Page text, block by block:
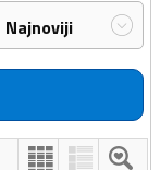
Najnoviji